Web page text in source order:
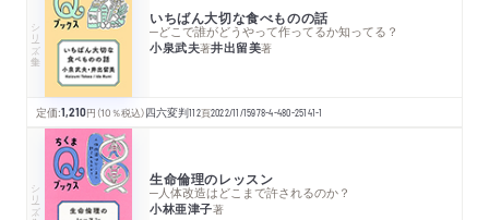
シリーズ・全集 いちばん大切な食べものの話
─どこで誰がどうやって作ってるか知ってる？
小泉武夫著井出留美著
定価:1,210円 （10％税込）四六変判112頁2022/11/15978-4-480-25141-1
シリーズ・全集 生命倫理のレッスン
─人体改造はどこまで許されるのか？
小林亜津子著